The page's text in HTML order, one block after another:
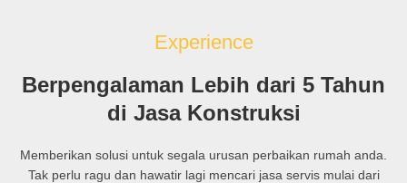
Experience
Berpengalaman Lebih dari 5 Tahun
di Jasa Konstruksi
Memberikan solusi untuk segala urusan perbaikan rumah anda.
Tak perlu ragu dan hawatir lagi mencari jasa servis mulai dari